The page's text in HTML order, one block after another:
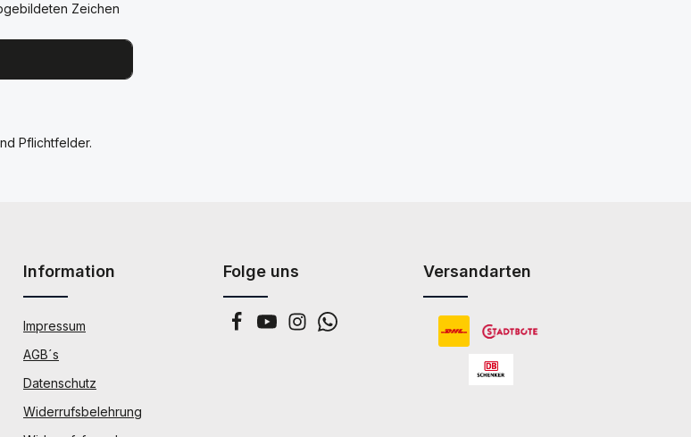
Zeichen
Pflichtfelder.
Information
Impressum
AGB´s
Datenschutz
Widerrufsbelehrung
Folge uns Versandarten